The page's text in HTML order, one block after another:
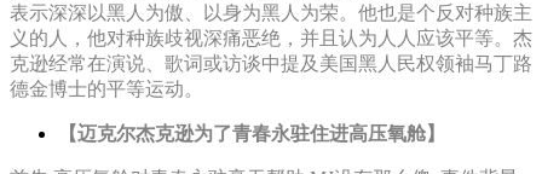
表示深深以黑人为傲、以身为黑人为荣。他也是个反对种族主
义的人，他对种族歧视深痛恶绝，并且认为人人应该平等。杰
克逊经常在演说、歌词或访谈中提及美国黑人民权领袖马丁路
德金博士的平等运动。
【迈克尔杰克逊为了青春永驻住进高压氧舱】